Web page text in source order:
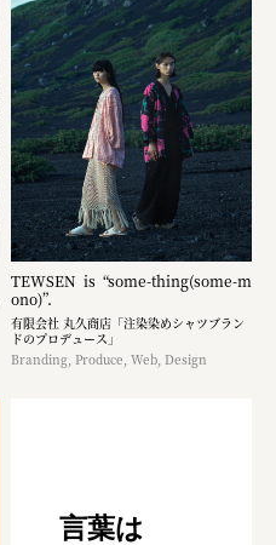
TEWSEN is “some-thing(some-m
ono)”.
有限会社 丸久商店「注染染めシャツブラン
ドのプロデュース」
Branding, Produce, Web, Design
言葉は